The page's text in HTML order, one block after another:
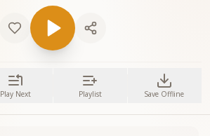
Play Next Playlist Save Offline